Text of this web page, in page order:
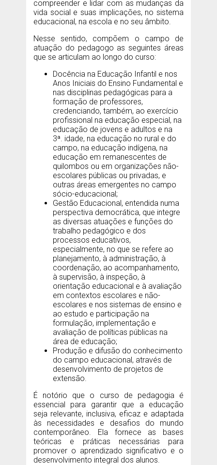
compreender e lidar com as mudanças da
vida social e suas implicações, no sistema
educacional, na escola e no seu âmbito.
Nesse sentido, compõem o campo de
atuação do pedagogo as seguintes áreas
que se articulam ao longo do curso:
Docência na Educação Infantil e nos
Anos Iniciais do Ensino Fundamental e
nas disciplinas pedagógicas para a
formação de professores,
credenciando, também, ao exercício
profissional na educação especial, na
educação de jovens e adultos e na
3ª. idade, na educação no rural e do
campo, na educação indígena, na
educação em remanescentes de
quilombos ou em organizações não-
escolares públicas ou privadas, e
outras áreas emergentes no campo
sócio-educacional;
Gestão Educacional, entendida numa
perspectiva democrática, que integre
as diversas atuações e funções do
trabalho pedagógico e dos
processos educativos,
especialmente, no que se refere ao
planejamento, à administração, à
coordenação, ao acompanhamento,
à supervisão, à inspeção, à
orientação educacional e à avaliação
em contextos escolares e não-
escolares e nos sistemas de ensino e
ao estudo e participação na
formulação, implementação e
avaliação de políticas públicas na
área de educação;
Produção e difusão do conhecimento
do campo educacional, através de
desenvolvimento de projetos de
extensão.
É notório que o curso de pedagogia é
essencial para garantir que a educação
seja relevante, inclusiva, eficaz e adaptada
às necessidades e desafios do mundo
contemporâneo. Ela fornece as bases
teóricas e práticas necessárias para
promover o aprendizado significativo e o
desenvolvimento integral dos alunos.